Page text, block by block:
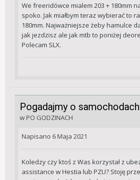
We freeridówce mialem 203 + 180mm
spoko. Jak miałbym teraz wybierać to
180mm. Najważniejsze żeby hamulce
jak jezdzisz ale jak mtb to poniżej
Polecam SLX.
Pogadajmy o
w PO GODZINACH
Napisano 6 Maja 2021
Koledzy czy ktoś z Was korzystał z
assistance w Hestia lub PZU? Stoję